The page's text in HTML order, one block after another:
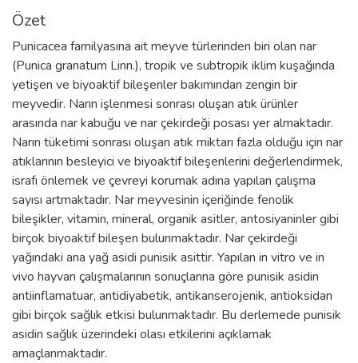
Özet
Punicacea familyasına ait meyve türlerinden biri olan nar
(Punica granatum Linn.), tropik ve subtropik iklim kuşağında
yetişen ve biyoaktif bileşenler bakımından zengin bir
meyvedir. Narın işlenmesi sonrası oluşan atık ürünler
arasında nar kabuğu ve nar çekirdeği posası yer almaktadır.
Narın tüketimi sonrası oluşan atık miktarı fazla olduğu için nar
atıklarının besleyici ve biyoaktif bileşenlerini değerlendirmek,
israfı önlemek ve çevreyi korumak adına yapılan çalışma
sayısı artmaktadır. Nar meyvesinin içeriğinde fenolik
bileşikler, vitamin, mineral, organik asitler, antosiyaninler gibi
birçok biyoaktif bileşen bulunmaktadır. Nar çekirdeği
yağındaki ana yağ asidi punisik asittir. Yapılan in vitro ve in
vivo hayvan çalışmalarının sonuçlarına göre punisik asidin
antiinflamatuar, antidiyabetik, antikanserojenik, antioksidan
gibi birçok sağlık etkisi bulunmaktadır. Bu derlemede punisik
asidin sağlık üzerindeki olası etkilerini açıklamak
amaçlanmaktadır.